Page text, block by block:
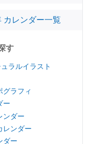
カレンダー一覧
す
ラルイラスト
グラフィ
ー
ンダー
レンダー
ダー